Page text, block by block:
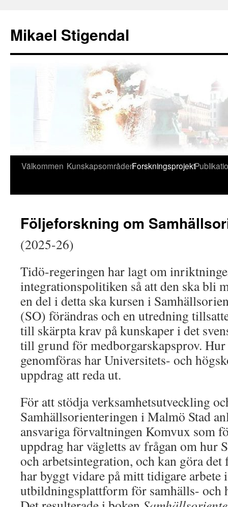
innehåll
Mikael Stigendal
Välkommen KunskapsområdenForskningsprojekt
Följeforskning om
(2025-26)
Tidö-regeringen har lagt om
integrationspolitiken så att den ska bli
en del i detta ska kursen i
(SO) förändras och en utredning
till skärpta krav på kunskaper i det
till grund för medborgarskapsprov. Hur
genomföras har Universitets- och
uppdrag att reda ut.
För att stödja verksamhetsutveckling
Samhällsorienteringen i Malmö Stad
ansvariga förvaltningen Komvux som
uppdrag har vägletts av frågan om hur
och arbetsintegration, och kan göra det
har byggt vidare på mitt tidigare
utbildningsplattform för samhälls- och